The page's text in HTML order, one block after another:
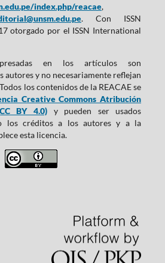
index.php/reacae,
. Con ISSN
otorgado por el ISSN International
en los artículos son
autores y no necesariamente reflejan
los contenidos de la REACAE se
Creative Commons Atribución
BY 4.0) y pueden ser usados
los créditos a los autores y a la
esta licencia.